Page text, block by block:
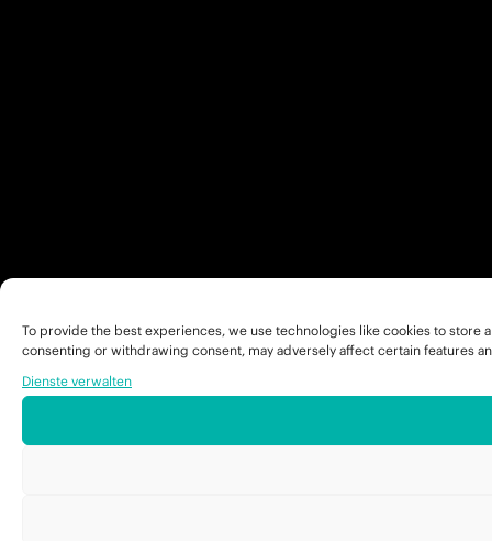
To provide the best experiences, we use technologies like cookies to
consenting or withdrawing consent, may adversely affect certain features
Dienste verwalten